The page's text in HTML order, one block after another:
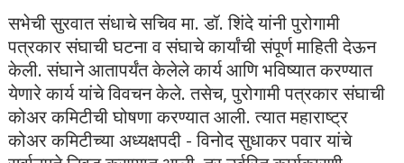
सभेची सुरवात संधाचे सचिव मा. डॉ. शिंदे यांनी पुरोगामी
पत्रकार संघाची घटना व संघाचे कार्यांची संपूर्ण माहिती देऊन
केली. संघाने आतापर्यंत केलेले कार्य आणि भविष्यात करण्यात
येणारे कार्य यांचे विवचन केले. तसेच, पुरोगामी पत्रकार संघाची
कोअर कमिटीची घोषणा करण्यात आली. त्यात महाराष्ट्र
कोअर कमिटीच्या अध्यक्षपदी - विनोद सुधाकर पवार यांचे